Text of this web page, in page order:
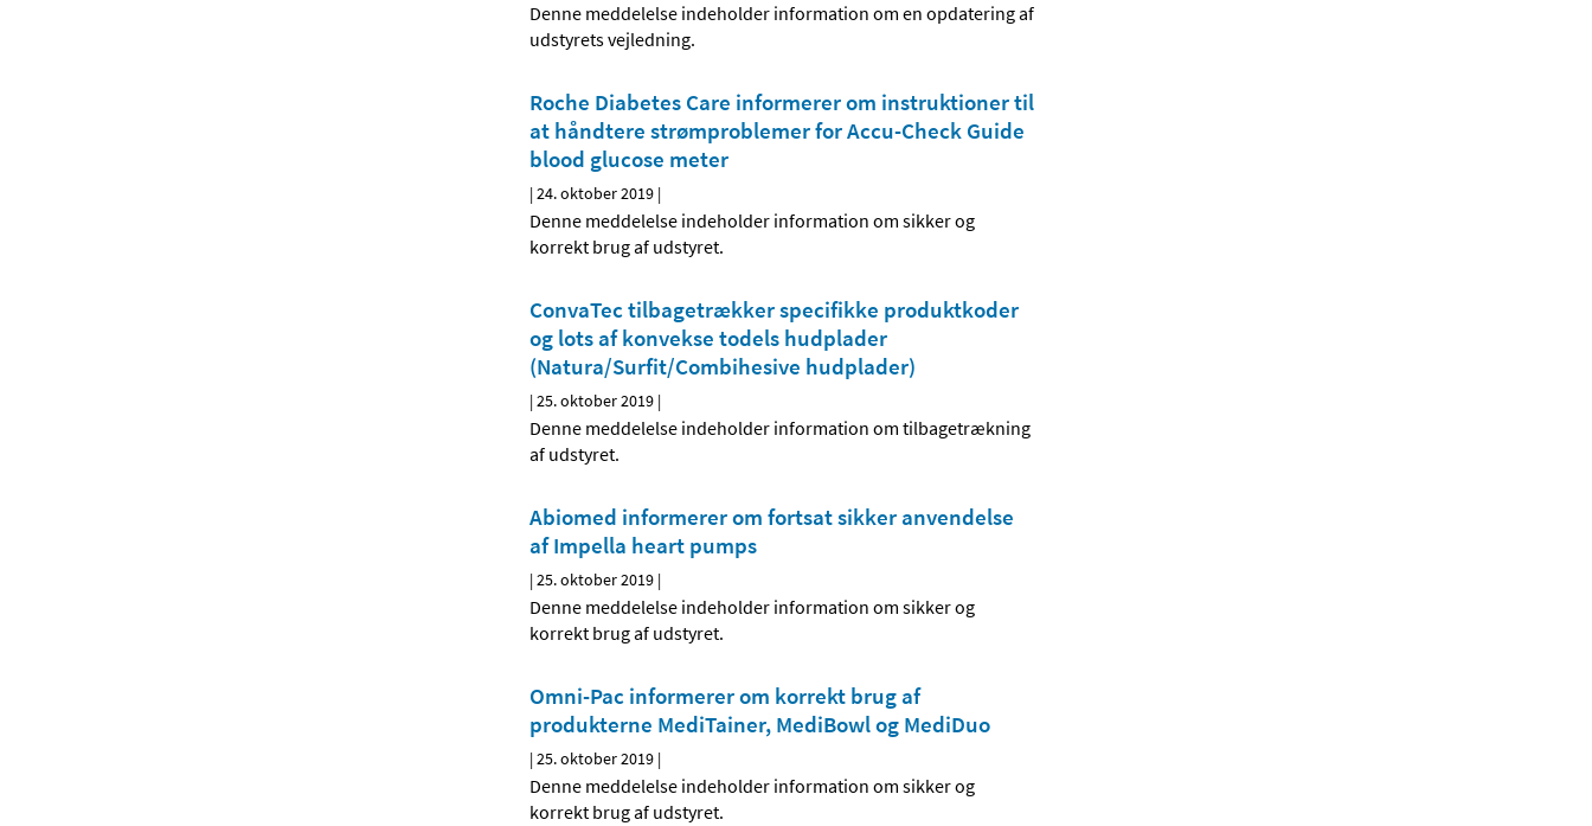
Denne meddelelse indeholder information om en opdatering af
udstyrets vejledning.
Roche Diabetes Care informerer om instruktioner til
at håndtere strømproblemer for Accu-Check Guide
blood glucose meter
|24. oktober 2019 |
Denne meddelelse indeholder information om sikker og
korrekt brug af udstyret.
ConvaTec tilbagetrækker specifikke produktkoder
og lots af konvekse todels hudplader
(Natura/Surfit/Combihesive hudplader)
|25. oktober 2019 |
Denne meddelelse indeholder information om tilbagetrækning
af udstyret.
Abiomed informerer om fortsat sikker anvendelse
af Impella heart pumps
|25. oktober 2019 |
Denne meddelelse indeholder information om sikker og
korrekt brug af udstyret.
Omni-Pac informerer om korrekt brug af
produkterne MediTainer, MediBowl og MediDuo
|25. oktober 2019 |
Denne meddelelse indeholder information om sikker og
korrekt brug af udstyret.